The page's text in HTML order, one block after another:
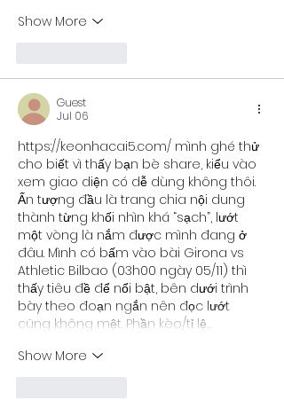
Show More
Guest
Jul 06
https://keonhacai5.com/ mình ghé thử
cho biết vì thấy bạn bè share, kiểu vào
xem giao diện có dễ dùng không thôi.
Ấn tượng đầu là trang chia nội dung
thành từng khối nhìn khá “sạch”, lướt
một vòng là nắm được mình đang ở
đâu. Mình có bấm vào bài Girona vs
Athletic Bilbao (03h00 ngày 05/11) thì
thấy tiêu đề để nổi bật, bên dưới trình
bày theo đoạn ngắn nên đọc lướt
cũng không mệt. Phần kèo/tỉ lệ…
Show More